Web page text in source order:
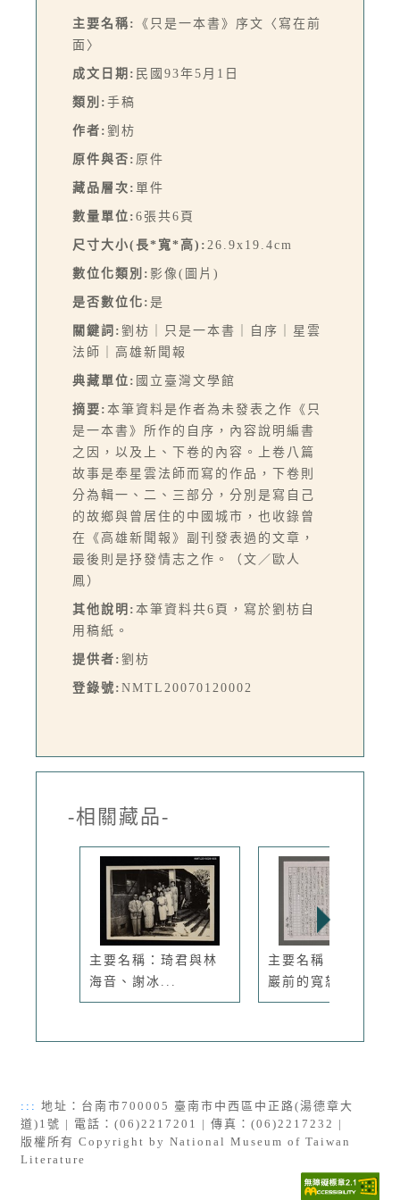
主要名稱:
《只是一本書》序文〈寫在前
面〉
成文日期: 民國93年5月1日
類別: 手稿
作者: 劉枋
原件與否: 原件
藏品層次: 單件
數量單位: 6張共6頁
尺寸大小(長*寬*高): 26.9x19.4cm
數位化類別: 影像(圖片)
是否數位化: 是
關鍵詞: 劉枋｜只是一本書｜自序｜星雲
法師｜高雄新聞報
典藏單位: 國立臺灣文學館
摘要: 本筆資料是作者為未發表之作《只
是一本書》所作的自序，內容說明編書
之因，以及上、下卷的內容。上卷八篇
故事是奉星雲法師而寫的作品，下卷則
分為輯一、二、三部分，分別是寫自己
的故鄉與曾居住的中國城市，也收錄曾
在《高雄新聞報》副刊發表過的文章，
最後則是抒發情志之作。（文／歐人
鳳）
其他說明: 本筆資料共6頁，寫於劉枋自
用稿紙。
提供者: 劉枋
登錄號: NMTL20070120002
-相關藏品-
主要名稱：琦君與林
海音、謝冰...
主要名稱：在黑色魔
巖前的寬恕...
::: 地址：台南市700005 臺南市中西區中正路(湯德章大
道)1號 | 電話：(06)2217201 | 傳真：(06)2217232 |
版權所有 Copyright by National Museum of Taiwan
Literature